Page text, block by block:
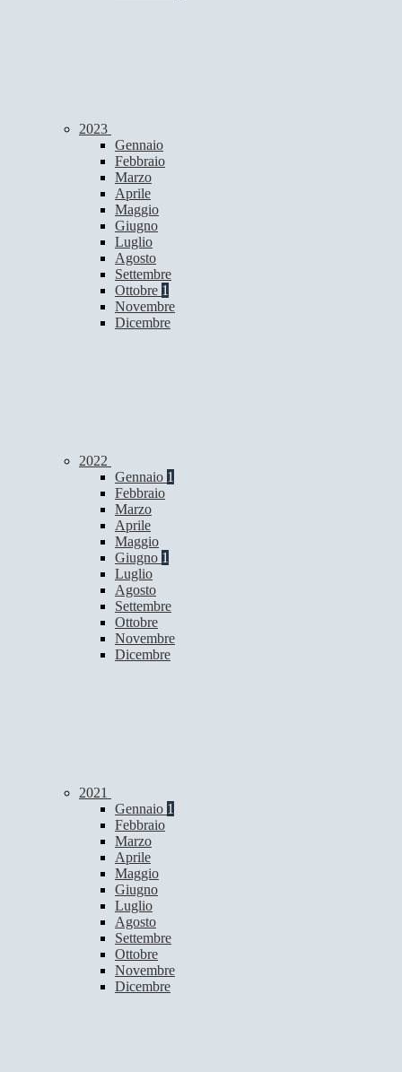
2023
Gennaio
Febbraio
Marzo
Aprile
Maggio
Giugno
Luglio
Agosto
Settembre
Ottobre 1
Novembre
Dicembre
2022
Gennaio 1
Febbraio
Marzo
Aprile
Maggio
Giugno 1
Luglio
Agosto
Settembre
Ottobre
Novembre
Dicembre
2021
Gennaio 1
Febbraio
Marzo
Aprile
Maggio
Giugno
Luglio
Agosto
Settembre
Ottobre
Novembre
Dicembre